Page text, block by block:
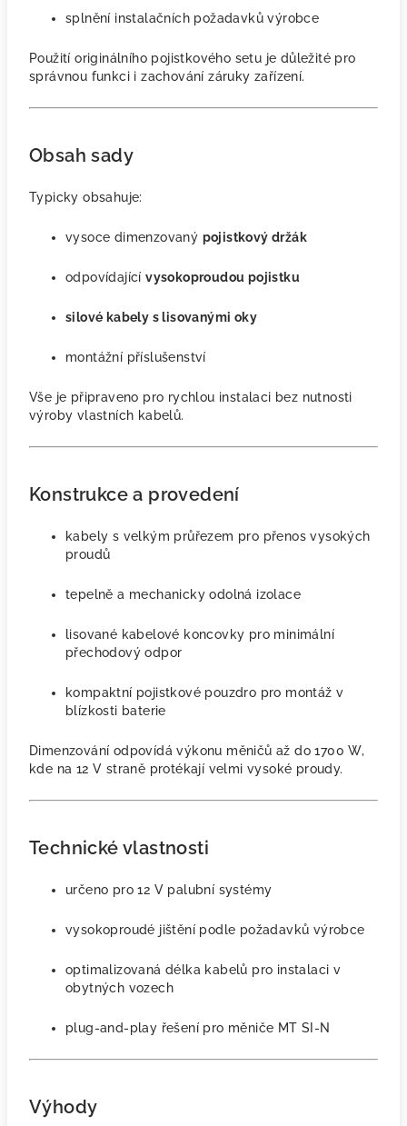
splnění instalačních požadavků výrobce
Použití originálního pojistkového setu je důležité pro
správnou funkci i zachování záruky zařízení.
Obsah sady
Typicky obsahuje:
vysoce dimenzovaný pojistkový držák
odpovídajícívysokoproudou pojistku
silové kabely s lisovanými oky
montážní příslušenství
Vše je připraveno pro rychlou instalaci bez nutnosti
výroby vlastních kabelů.
Konstrukce a provedení
kabely s velkým průřezem pro přenos vysokých
proudů
tepelně a mechanicky odolná izolace
lisované kabelové koncovky pro minimální
přechodový odpor
kompaktní pojistkové pouzdro pro montáž v
blízkosti baterie
Dimenzování odpovídá výkonu měničů až do 1700 W,
kde na 12 V straně protékají velmi vysoké proudy.
Technické vlastnosti
určeno pro 12 V palubní systémy
vysokoproudé jištění podle požadavků výrobce
optimalizovaná délka kabelů pro instalaci v
obytných vozech
plug-and-play řešení pro měniče MT SI-N
Výhody